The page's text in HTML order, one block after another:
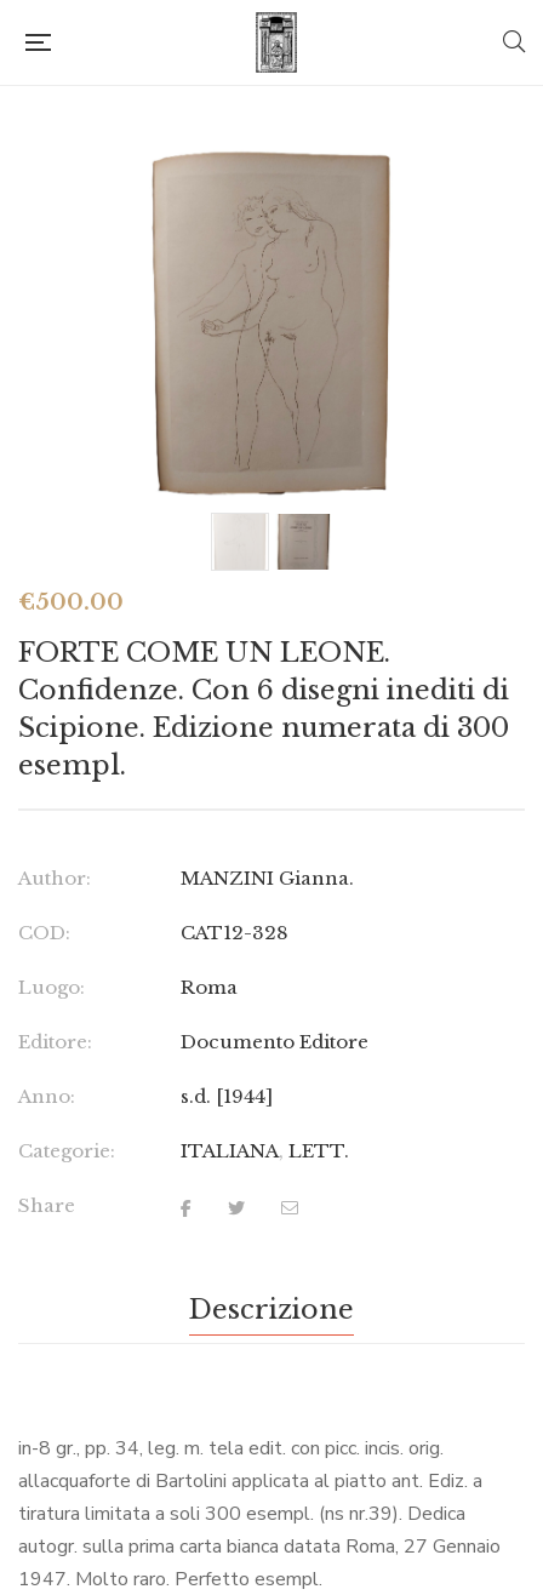
€500.00
FORTE COME UN LEONE.
Confidenze. Con 6 disegni inediti di
Scipione. Edizione numerata di 300
esempl.
Author: MANZINI Gianna.
COD: CAT12-328
Luogo: Roma
Editore: Documento Editore
Anno: s.d. [1944]
Categorie: ITALIANA, LETT.
Share
Descrizione
in-8 gr., pp. 34, leg. m. tela edit. con picc. incis. orig.
allacquaforte di Bartolini applicata al piatto ant. Ediz. a
tiratura limitata a soli 300 esempl. (ns nr.39). Dedica
autogr. sulla prima carta bianca datata Roma, 27 Gennaio
1947. Molto raro. Perfetto esempl.